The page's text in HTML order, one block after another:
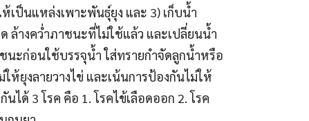
เป็นแหล่งเพาะพันธุ์ยุง และ 3) เก็บน้ำ
างคว่ำภาชนะที่ไม่ใช้แล้ว และเปลี่ยนน้ำ
ะก่อนใช้บรรจุน้ำ ใส่ทรายกำจัดลูกน้ำหรือ
ยุงลายวางไข่ และเน้นการป้องกันไม่ให้
ได้ 3 โรค คือ 1. โรคไข้เลือดออก 2. โรค